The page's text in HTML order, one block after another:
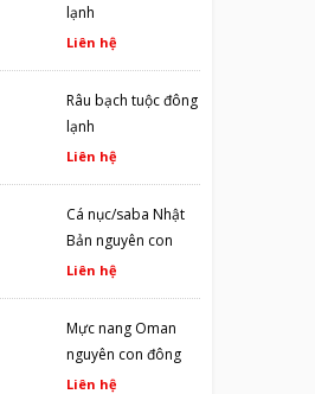
lạnh
Liên hệ
Râu bạch tuộc đông
lạnh
Liên hệ
Cá nục/saba Nhật
Bản nguyên con
đông lạnh
Liên hệ
Mực nang Oman
nguyên con đông
lạnh size nhỏ
Liên hệ